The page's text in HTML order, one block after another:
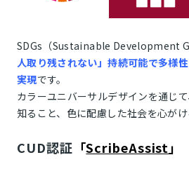
SDGs（Sustainable Development
人取り残されない」持続可能で多様
実現です。
カラーユニバーサルデザインを通じ
知ること、色に配慮した社会を心がけ
CUD認証 「ScribeAssist 」